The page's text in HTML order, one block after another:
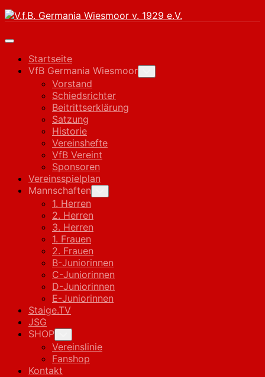
Skip
content
Expand
Startseite
VfB Germania Wiesmoor
Child
Vorstand
Schiedsrichter
Beitrittserklärung
Satzung
Historie
Vereinshefte
VfB Vereint
Sponsoren
Vereinsspielplan
Mannschaften
Child
1. Herren
2. Herren
3. Herren
1. Frauen
2. Frauen
B-Juniorinnen
C-Juniorinnen
D-Juniorinnen
E-Juniorinnen
Staige.TV
JSG
SHOP
Child
Menu
Vereinslinie
Fanshop
Kontakt